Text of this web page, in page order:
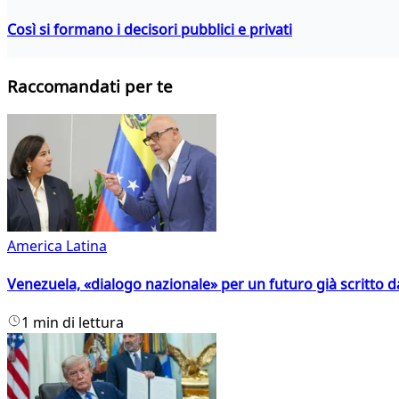
Così si formano i decisori pubblici e privati
Raccomandati per te
America Latina
Venezuela, «dialogo nazionale» per un futuro già scritto
1 min di lettura